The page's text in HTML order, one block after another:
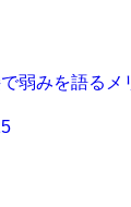
弱みを語る